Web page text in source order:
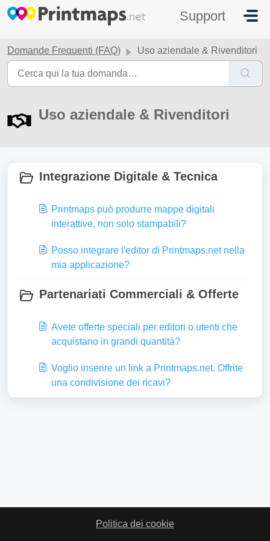
Salta al contenuto principale
Support
Domande Frequenti (FAQ) Uso aziendale & Rivenditori
Uso aziendale & Rivenditori
Integrazione Digitale & Tecnica
Printmaps può produrre mappe digitali
interattive, non solo stampabili?
Posso integrare l'editor di Printmaps.net nella
mia applicazione?
Partenariati Commerciali & Offerte
Avete offerte speciali per editori o utenti che
acquistano in grandi quantità?
Voglio inserire un link a Printmaps.net. Offrite
una condivisione dei ricavi?
Politica dei cookie